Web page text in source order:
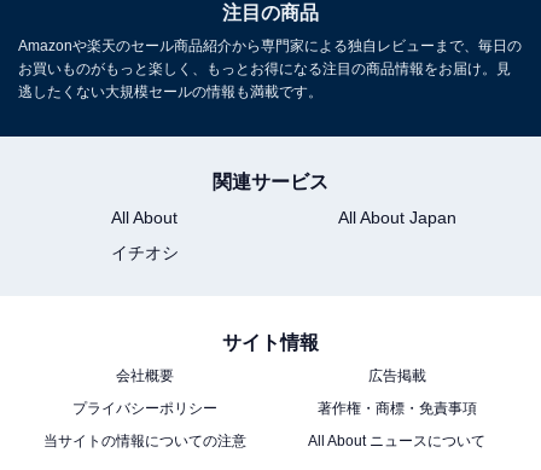
JVCケンウッド「Victor EX-D6」
JVCケンウッド Victor EX-D6 ミニコンポ Bluetooth ウッ
ドコーンシリーズ ハイレゾ音源 CD FM/AM USB再生/録
音 インテリアオーディオ フルレンジウッドコーン
JVCケンウッド「Victor HA-NP1T-A」
注目の商品
Amazonや楽天のセール商品紹介から専門家による独自レビューまで、毎日の
お買いものがもっと楽しく、もっとお得になる注目の商品情報をお届け。見
逃したくない大規模セールの情報も満載です。
関連サービス
All About
All About Japan
イチオシ
サイト情報
会社概要
広告掲載
プライバシーポリシー
著作権・商標・免責事項
当サイトの情報についての注意
All About ニュースについて